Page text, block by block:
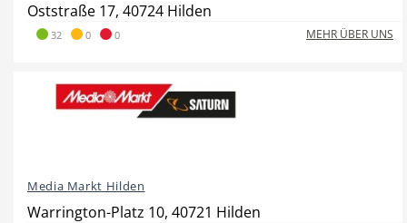
Beauty & Wellness
Auto Handwerk
Oststraße 17, 40724 Hilden
32 0 0 MEHR ÜBER UNS
Media Markt Hilden
Warrington-Platz 10, 40721 Hilden